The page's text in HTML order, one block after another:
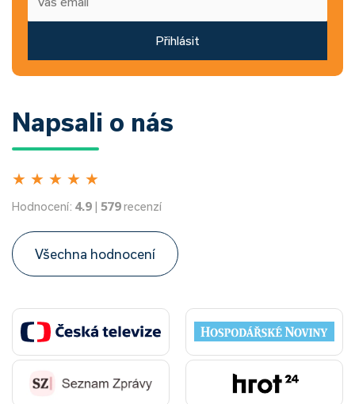
Přihlásit
Napsali o nás
★ ★ ★ ★ ★
Hodnocení: 4.9 | 579recenzí
Všechna hodnocení